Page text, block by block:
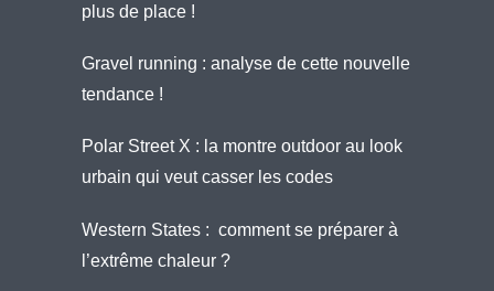
plus de place !
Gravel running : analyse de cette nouvelle
tendance !
Polar Street X : la montre outdoor au look
urbain qui veut casser les codes
Western States : comment se préparer à
l’extrême chaleur ?